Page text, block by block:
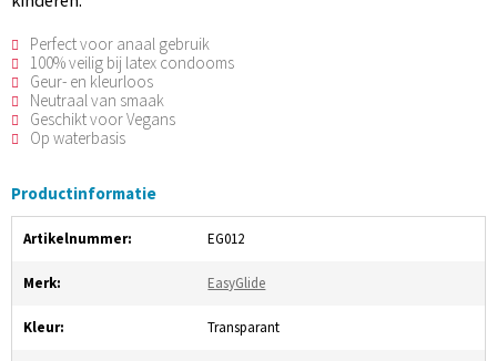
Perfect voor anaal gebruik
100% veilig bij latex condooms
Geur- en kleurloos
Neutraal van smaak
Geschikt voor Vegans
Op waterbasis
Productinformatie
Artikelnummer: EG012
Merk: EasyGlide
Kleur: Transparant